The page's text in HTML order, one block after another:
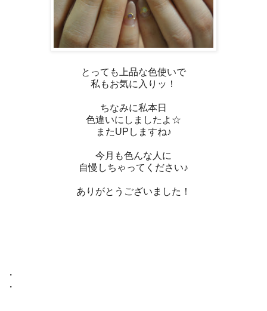
とっても上品な色使いで
私もお気に入りッ！
ちなみに私本日
色違いにしましたよ☆
またUPしますね♪
今月も色んな人に
自慢しちゃってください♪
ありがとうございました！
・
・